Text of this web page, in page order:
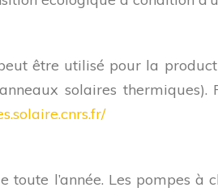
être utilisé pour la
solaires thermiques).
toute l’année. Les pompes